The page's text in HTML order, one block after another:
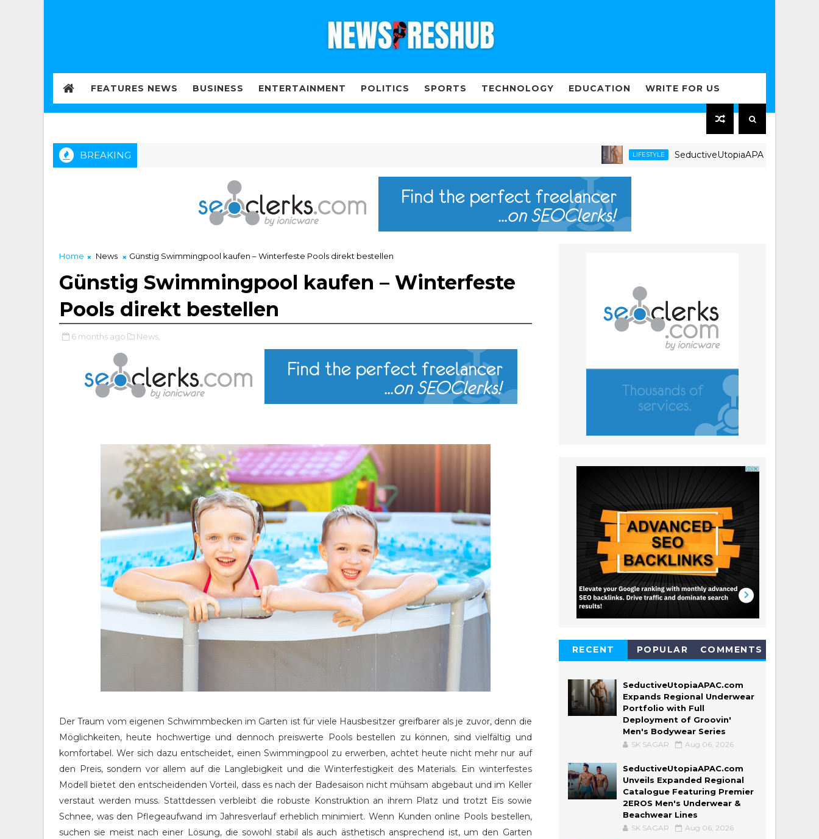
FEATURES NEWS BUSINESS ENTERTAINMENT POLITICS SPORTS TECHNOLOGY EDUCATION WRITE FOR US
BREAKING LIFESTYLE SeductiveUtopiaAPAC.com Expands
Gacor Hari Ini: Tips Bermain Lebih Bijak dengan Memilih Game yang Tepat
Home News Günstig Swimmingpool kaufen – Winterfeste Pools direkt bestellen
Günstig Swimmingpool kaufen – Winterfeste
Pools direkt bestellen
6 months ago News,
Der Traum vom eigenen Schwimmbecken im Garten ist für viele Hausbesitzer greifbarer als je zuvor, denn die
Möglichkeiten, heute hochwertige und dennoch preiswerte Pools bestellen zu können, sind vielfältig und
komfortabel. Wer sich dazu entscheidet, einen Swimmingpool zu erwerben, achtet heute nicht mehr nur auf
den Preis, sondern vor allem auf die Langlebigkeit und die Winterfestigkeit des Materials. Ein winterfestes
Modell bietet den entscheidenden Vorteil, dass es nach der Badesaison nicht mühsam abgebaut und im Keller
verstaut werden muss. Stattdessen verbleibt die robuste Konstruktion an ihrem Platz und trotzt Eis sowie
Schnee, was den Pflegeaufwand im Jahresverlauf erheblich minimiert. Wenn Kunden online Pools bestellen,
suchen sie meist nach einer Lösung, die sowohl stabil als auch ästhetisch ansprechend ist, um den Garten
RECENT POPULAR COMMENTS
SeductiveUtopiaAPAC.com
Expands Regional Underwear
Portfolio with Full
Deployment of Groovin'
Men's Bodywear Series
SK SAGAR Aug 06, 2026
SeductiveUtopiaAPAC.com
Unveils Expanded Regional
Catalogue Featuring Premier
2EROS Men's Underwear &
Beachwear Lines
SK SAGAR Aug 06, 2026